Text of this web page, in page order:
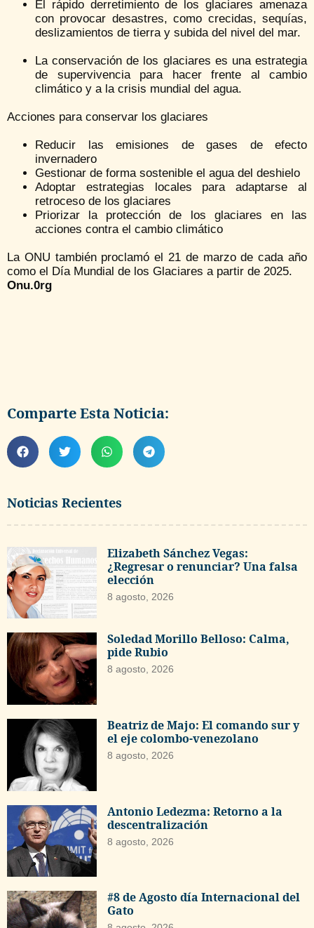
Noticias Recientes
Elizabeth Sánchez Vegas:
¿Regresar o renunciar? Una falsa
elección
8 agosto, 2026
Soledad Morillo Belloso: Calma,
pide Rubio
8 agosto, 2026
Beatriz de Majo: El comando sur y
el eje colombo-venezolano
8 agosto, 2026
Antonio Ledezma: Retorno a la
descentralización
8 agosto, 2026
#8 de Agosto día Internacional del
Gato
El rápido derretimiento de los glaciares amenaza
con provocar desastres, como crecidas, sequías,
deslizamientos de tierra y subida del nivel del mar.
La conservación de los glaciares es una estrategia
de supervivencia para hacer frente al cambio
climático y a la crisis mundial del agua.
Acciones para conservar los glaciares
Reducir las emisiones de gases de efecto
invernadero
Gestionar de forma sostenible el agua del deshielo
Adoptar estrategias locales para adaptarse al
retroceso de los glaciares
Priorizar la protección de los glaciares en las
acciones contra el cambio climático
La ONU también proclamó el 21 de marzo de cada año
como el Día Mundial de los Glaciares a partir de 2025.
Onu.0rg
Comparte Esta Noticia: